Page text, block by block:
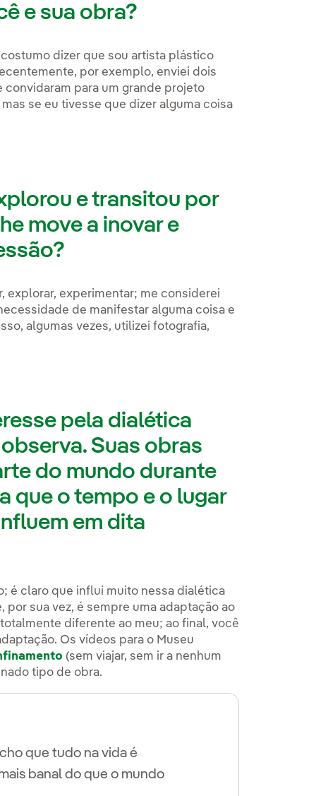
e sua obra?
dizer que sou artista plástico
por exemplo, enviei dois
convidaram para um grande projeto
se eu tivesse que dizer alguma coisa
e transitou por
move a inovar e
explorar, experimentar; me considerei
de manifestar alguma coisa e
algumas vezes, utilizei fotografia,
pela dialética
Suas obras
do mundo durante
que o tempo e o lugar
em dita
é claro que influi muito nessa dialética
sua vez, é sempre uma adaptação ao
diferente ao meu; ao final, você
Os vídeos para o Museu
(sem viajar, sem ir a nenhum
tipo de obra.
que tudo na vida é
banal do que o mundo